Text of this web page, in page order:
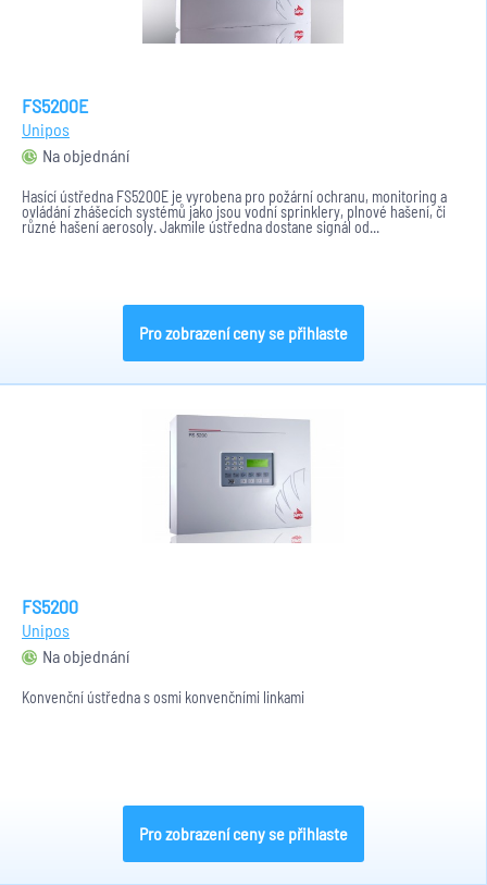
FS5200E
Unipos
Na objednání
Hasící ústředna FS5200E je vyrobena pro požární ochranu, monitoring a
ovládání zhášecích systémů jako jsou vodní sprinklery, plnové hašení, či
různé hašení aerosoly. Jakmile ústředna dostane signál od...
Pro zobrazení ceny se přihlaste
FS5200
Unipos
Na objednání
Konvenční ústředna s osmi konvenčními linkami
Pro zobrazení ceny se přihlaste